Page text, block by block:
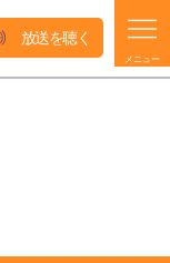
メニュー
放送を聴く